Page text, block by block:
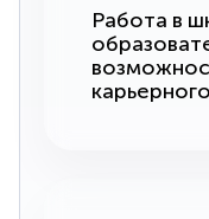
Работа в